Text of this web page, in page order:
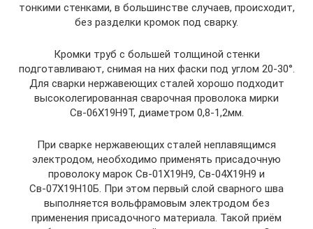
тонкими стенками, в большинстве случаев, происходит,
без разделки кромок под сварку.
Кромки труб с большей толщиной стенки
подготавливают, снимая на них фаски под углом 20-30°.
Для сварки нержавеющих сталей хорошо подходит
высоколегированная сварочная проволока мирки
Св-06Х19Н9Т, диаметром 0,8-1,2мм.
При сварке нержавеющих сталей неплавящимся
электродом, необходимо применять присадочную
проволоку марок Св-01Х19Н9, Св-04Х19Н9 и
Св-07Х19Н10Б. При этом первый слой сварного шва
выполняется вольфрамовым электродом без
применения присадочного материала. Такой приём